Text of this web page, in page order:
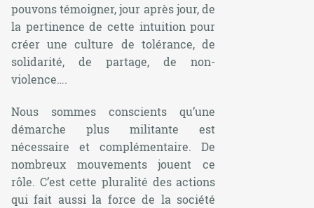
pouvons témoigner, jour après jour, de
la pertinence de cette intuition pour
créer une culture de tolérance, de
solidarité, de partage, de non-
violence….
Nous sommes conscients qu’une
démarche plus militante est
nécessaire et complémentaire. De
nombreux mouvements jouent ce
rôle. C’est cette pluralité des actions
qui fait aussi la force de la société